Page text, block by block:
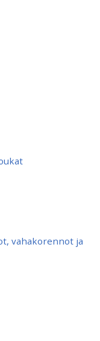
vahakorennot ja